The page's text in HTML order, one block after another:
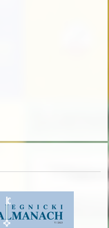
pw. Podwyższenia